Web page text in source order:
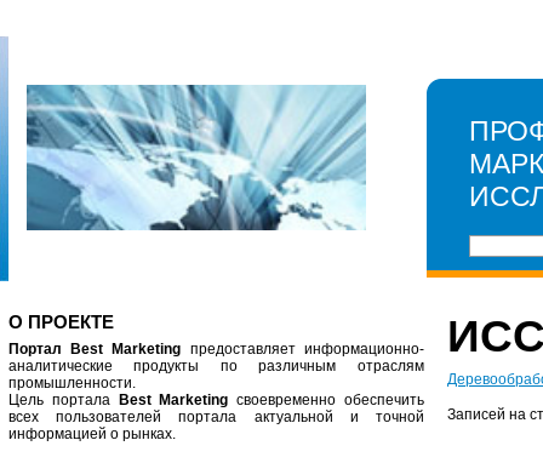
О ПРОЕКТЕ
Портал Best Marketing предоставляет информационно-
аналитические продукты по различным отраслям
промышленности.
Цель портала
Best Marketing своевременно обеспечить
всех пользователей портала актуальной и точной
информацией о рынках.
Записей на